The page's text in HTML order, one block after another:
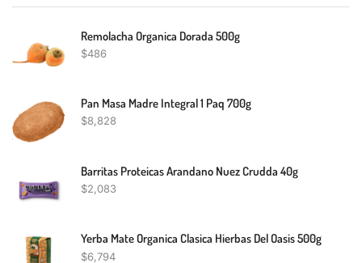
Remolacha Organica Dorada 500g
$486
Pan Masa Madre Integral 1 Paq 700g
$8,828
Barritas Proteicas Arandano Nuez Crudda 40g
$2,083
Yerba Mate Organica Clasica Hierbas Del Oasis 500g
$6,794